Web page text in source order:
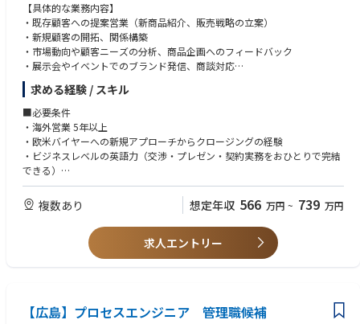
【具体的な業務内容】
・既存顧客への提案営業（新商品紹介、販売戦略の立案）
・新規顧客の開拓、関係構築
・市場動向や顧客ニーズの分析、商品企画へのフィードバック
・展示会やイベントでのブランド発信、商談対応
・欧米新規卸先の開拓責任者
・スタッフの育成と業務設計
・新規施策（展示会・PR・コラボ等）の立案と実行
・チームマネジメント
求める経験 / スキル
■必要条件
・海外営業 5年以上
・欧米バイヤーへの新規アプローチからクロージングの経験
・ビジネスレベルの英語力（交渉・プレゼン・契約実務をおひとりで完結
できる）
・マネージメント経験3年以上（3人以上のチーム）
※前職の企業規模・職種は問わない
・3か国語以上の商談ができる
・海外駐在または長期滞在経験（欧米いずれか）
複数あり 想定年収 566 万円 ~ 739 万円
求人エントリー
【広島】プロセスエンジニア 管理職候補